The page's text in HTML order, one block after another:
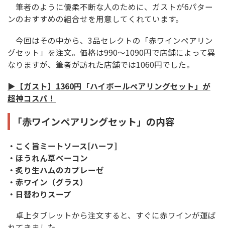
筆者のように優柔不断な人のために、ガストが6パター
ンのおすすめの組合せを用意してくれています。
今回はその中から、3品セレクトの「赤ワインペアリン
グセット」を注文。価格は990～1090円で店舗によって異
なりますが、筆者が訪れた店舗では1060円でした。
▶【ガスト】1360円「ハイボールペアリングセット」が
超神コスパ！
「赤ワインペアリングセット」の内容
・こく旨ミートソース[ハーフ]
・ほうれん草ベーコン
・炙り生ハムのカプレーゼ
・赤ワイン（グラス）
・日替わりスープ
卓上タブレットから注文すると、すぐに赤ワインが運ば